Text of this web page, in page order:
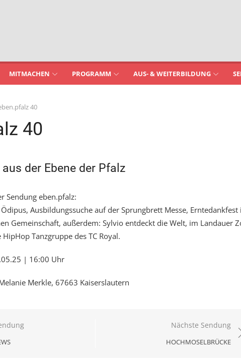
MITMACHEN PROGRAMM AUS- & WEITERBILDUNG
40
40
der Ebene der Pfalz
Sendung eben.pfalz:
Ausbildungssuche auf der Sprungbrett Messe, Erntedankfest
Gemeinschaft, außerdem: Sylvio entdeckt die Welt, im Landauer
Tanzgruppe des TC Royal.
| 16:00 Uhr
Merkle, 67663 Kaiserslautern
Nächste Sendung
HOCHMOSELBRÜCKE